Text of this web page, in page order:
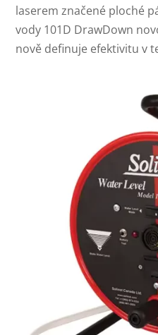
laserem značené ploché
vody 101D DrawDown
nově definuje efektivitu v